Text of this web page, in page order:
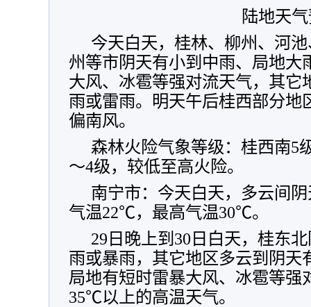
陆地天
今天白天，桂林、柳州、河
州等市阴天有小到中雨、局地大
大风、冰雹等强对流天气，其它
雨或雷雨。明天午后桂西部分地
偏南风。
森林火险气象等级：桂西南5
～4级，较低至高火险。
南宁市：今天白天，多云间
气温22℃，最高气温30℃。
29日晚上到30日白天，桂东
雨或暴雨，其它地区多云到阴天
局地有短时雷暴大风、冰雹等强
35℃以上的高温天气。